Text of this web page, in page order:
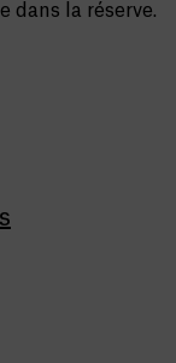
dans la réserve.